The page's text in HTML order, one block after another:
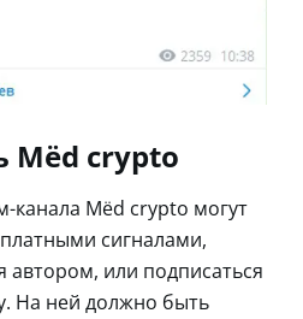
Mёd crypto
канала Mёd crypto могут
сигналами,
автором, или подписаться
На ней должно быть